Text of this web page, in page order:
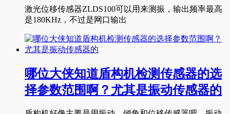
激光位移传感器ZLDS100可以用来测振，输出频率最高
是180KHz，不过是网口输出
哪位大侠知道盾构机检测传感器的选
择参数范围啊？尤其是振动传感器的